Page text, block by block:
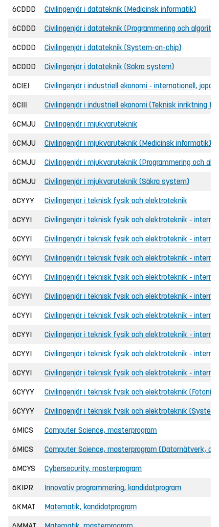
6CDDD Civilingenjör i datateknik (Medicinsk informatik)
6CDDD Civilingenjör i datateknik (Programmering och
6CDDD Civilingenjör i datateknik (System-on-chip)
6CDDD Civilingenjör i datateknik (Säkra system)
6CIEI Civilingenjör i industriell ekonomi - internationell,
6CIII Civilingenjör i industriell ekonomi (Teknisk inriktning
6CMJU Civilingenjör i mjukvaruteknik
6CMJU Civilingenjör i mjukvaruteknik (Medicinsk informatik)
6CMJU Civilingenjör i mjukvaruteknik (Programmering och
6CMJU Civilingenjör i mjukvaruteknik (Säkra system)
6CYYY Civilingenjör i teknisk fysik och elektroteknik
6CYYI Civilingenjör i teknisk fysik och elektroteknik -
6CYYI Civilingenjör i teknisk fysik och elektroteknik -
6CYYI Civilingenjör i teknisk fysik och elektroteknik -
6CYYI Civilingenjör i teknisk fysik och elektroteknik -
6CYYI Civilingenjör i teknisk fysik och elektroteknik -
6CYYI Civilingenjör i teknisk fysik och elektroteknik -
6CYYI Civilingenjör i teknisk fysik och elektroteknik -
6CYYI Civilingenjör i teknisk fysik och elektroteknik -
6CYYI Civilingenjör i teknisk fysik och elektroteknik -
6CYYY Civilingenjör i teknisk fysik och elektroteknik (Fotonik
6CYYY Civilingenjör i teknisk fysik och elektroteknik
6MICS Computer Science, masterprogram
6MICS Computer Science, masterprogram (Datornätverk,
6MCYS Cybersecurity, masterprogram
6KIPR Innovativ programmering, kandidatprogram
6KMAT Matematik, kandidatprogram